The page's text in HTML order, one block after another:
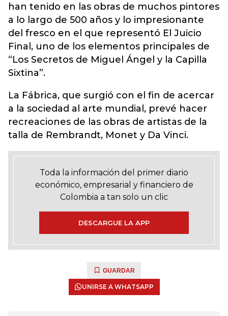
han tenido en las obras de muchos pintores
a lo largo de 500 años y lo impresionante
del fresco en el que representó El Juicio
Final, uno de los elementos principales de
“Los Secretos de Miguel Ángel y la Capilla
Sixtina”.
La Fábrica, que surgió con el fin de acercar
a la sociedad al arte mundial, prevé hacer
recreaciones de las obras de artistas de la
talla de Rembrandt, Monet y Da Vinci.
Toda la información del primer diario
económico, empresarial y financiero de
Colombia a tan solo un clic
DESCARGUE LA APP
GUARDAR
UNIRSE A WHATSAPP